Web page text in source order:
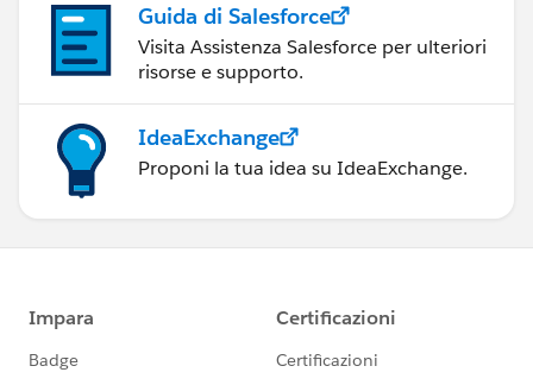
Guida di Salesforce
Visita Assistenza Salesforce per ulteriori
risorse e supporto.
IdeaExchange
Proponi la tua idea su IdeaExchange.